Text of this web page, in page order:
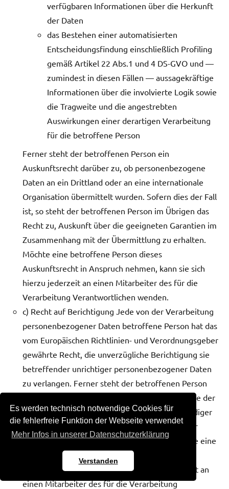
Es werden technisch notwendige Cookies für
die fehlerfreie Funktion der Webseite verwendet
Mehr Infos in unserer Datenschutzerklärung
Verstanden
verfügbaren Informationen über die Herkunft
der Daten
das Bestehen einer automatisierten
Entscheidungsfindung einschließlich Profiling
gemäß Artikel 22 Abs.1 und 4 DS-GVO und —
zumindest in diesen Fällen — aussagekräftige
Informationen über die involvierte Logik sowie
die Tragweite und die angestrebten
Auswirkungen einer derartigen Verarbeitung
für die betroffene Person
Ferner steht der betroffenen Person ein
Auskunftsrecht darüber zu, ob personenbezogene
Daten an ein Drittland oder an eine internationale
Organisation übermittelt wurden. Sofern dies der Fall
ist, so steht der betroffenen Person im Übrigen das
Recht zu, Auskunft über die geeigneten Garantien im
Zusammenhang mit der Übermittlung zu erhalten.
Möchte eine betroffene Person dieses
Auskunftsrecht in Anspruch nehmen, kann sie sich
hierzu jederzeit an einen Mitarbeiter des für die
Verarbeitung Verantwortlichen wenden.
c) Recht auf Berichtigung Jede von der Verarbeitung
personenbezogener Daten betroffene Person hat das
vom Europäischen Richtlinien- und Verordnungsgeber
gewährte Recht, die unverzügliche Berichtigung sie
betreffender unrichtiger personenbezogener Daten
zu verlangen. Ferner steht der betroffenen Person
das Recht zu, unter Berücksichtigung der Zwecke der
Verarbeitung, die Vervollständigung unvollständiger
personenbezogener Daten — auch mittels einer
ergänzenden Erklärung — zu verlangen. Möchte eine
betroffene Person dieses Berichtigungsrecht in
Anspruch nehmen, kann sie sich hierzu jederzeit an
einen Mitarbeiter des für die Verarbeitung